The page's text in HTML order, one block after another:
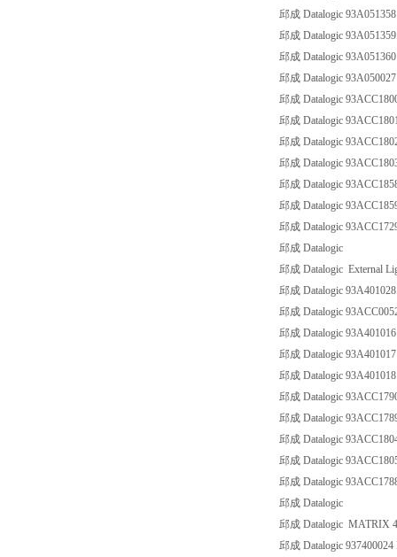
邱成 Datalogic
邱成 Datalogic
邱成 Datalogic
邱成 Datalogic
邱成 Datalogic
邱成 Datalogic
邱成 Datalogic
邱成 Datalogic
邱成 Datalogic
邱成 Datalogic
邱成 Datalogic
邱成 Datalogic
邱成 Datalogic External
邱成 Datalogic
邱成 Datalogic
邱成 Datalogic
邱成 Datalogic
邱成 Datalogic
邱成 Datalogic
邱成 Datalogic
邱成 Datalogic
邱成 Datalogic
邱成 Datalogic
邱成 Datalogic
邱成 Datalogic MATRIX
邱成 Datalogic